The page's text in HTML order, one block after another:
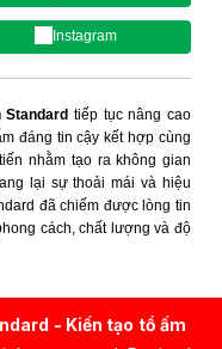
Instagram
Standard tiếp tục nâng cao
đáng tin cậy kết hợp cùng
nhằm tạo ra không gian
lại sự thoải mái và hiệu
đã chiếm được lòng tin
cách, chất lượng và độ
- Kiến tạo tổ ấm